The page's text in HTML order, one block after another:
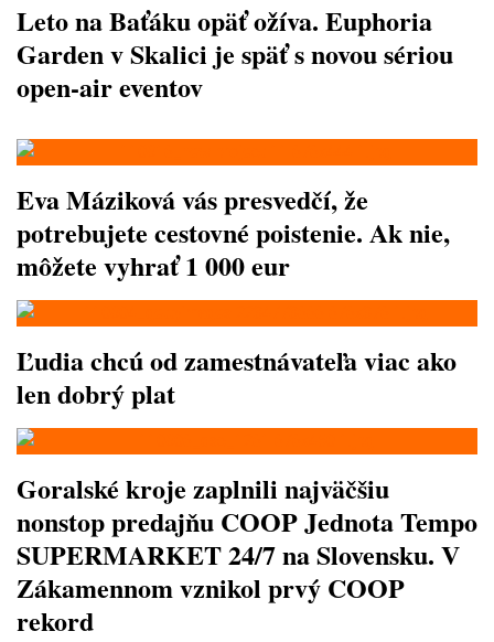
Leto na Baťáku opäť ožíva. Euphoria
Garden v Skalici je späť s novou sériou
open-air eventov
Eva Máziková vás presvedčí, že
potrebujete cestovné poistenie. Ak nie,
môžete vyhrať 1 000 eur
Ľudia chcú od zamestnávateľa viac ako
len dobrý plat
Goralské kroje zaplnili najväčšiu
nonstop predajňu COOP Jednota Tempo
SUPERMARKET 24/7 na Slovensku. V
Zákamennom vznikol prvý COOP
rekord